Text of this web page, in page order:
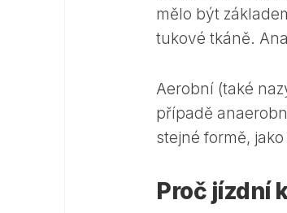
mělo být
tukové tkáně.
Aerobní (také
případě
stejné formě,
Proč jízdní